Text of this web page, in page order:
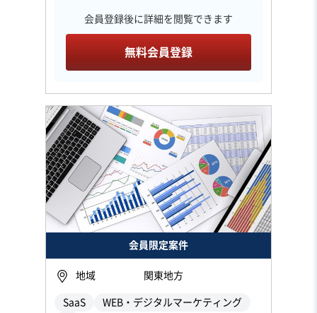
会員登録後に詳細を閲覧できます
無料会員登録
会員限定案件
地域 関東地方
SaaS WEB・デジタルマーケティング